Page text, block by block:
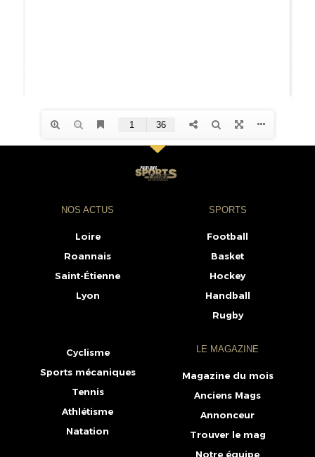
NOS ACTUS
Loire
Roannais
Saint-Étienne
Lyon
SPORTS
Football
Basket
Hockey
Handball
Rugby
Cyclisme
Sports mécaniques
Tennis
Athlétisme
Natation
LE MAGAZINE
Magazine du mois
Anciens Mags
Annonceur
Trouver le mag
Notre équipe